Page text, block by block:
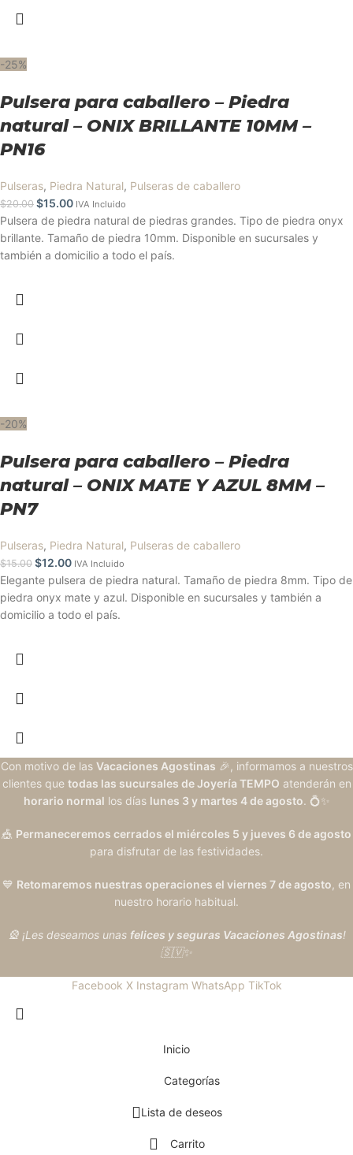
-25%
Pulsera para caballero – Piedra
natural – ONIX BRILLANTE 10MM –
PN16
Pulseras, Piedra Natural, Pulseras de caballero
$20.00 $15.00 IVA Incluido
Pulsera de piedra natural de piedras grandes. Tipo de piedra onyx
brillante. Tamaño de piedra 10mm. Disponible en sucursales y
también a domicilio a todo el país.
-20%
Pulsera para caballero – Piedra
natural – ONIX MATE Y AZUL 8MM –
PN7
Pulseras, Piedra Natural, Pulseras de caballero
$15.00 $12.00 IVA Incluido
Elegante pulsera de piedra natural. Tamaño de piedra 8mm. Tipo de
piedra onyx mate y azul. Disponible en sucursales y también a
domicilio a todo el país.
Con motivo de las Vacaciones Agostinas 🎉, informamos a nuestros
clientes que todas las sucursales de Joyería TEMPO atenderán en
horario normal los días lunes 3 y martes 4 de agosto. 💍✨
🎪 Permaneceremos cerrados el miércoles 5 y jueves 6 de agosto
para disfrutar de las festividades.
💙 Retomaremos nuestras operaciones el viernes 7 de agosto, en
nuestro horario habitual.
🎡 ¡Les deseamos unas felices y seguras Vacaciones Agostinas!
🇸🇻✨
Facebook X Instagram WhatsApp TikTok
Inicio
Categorías
Lista de deseos
Carrito